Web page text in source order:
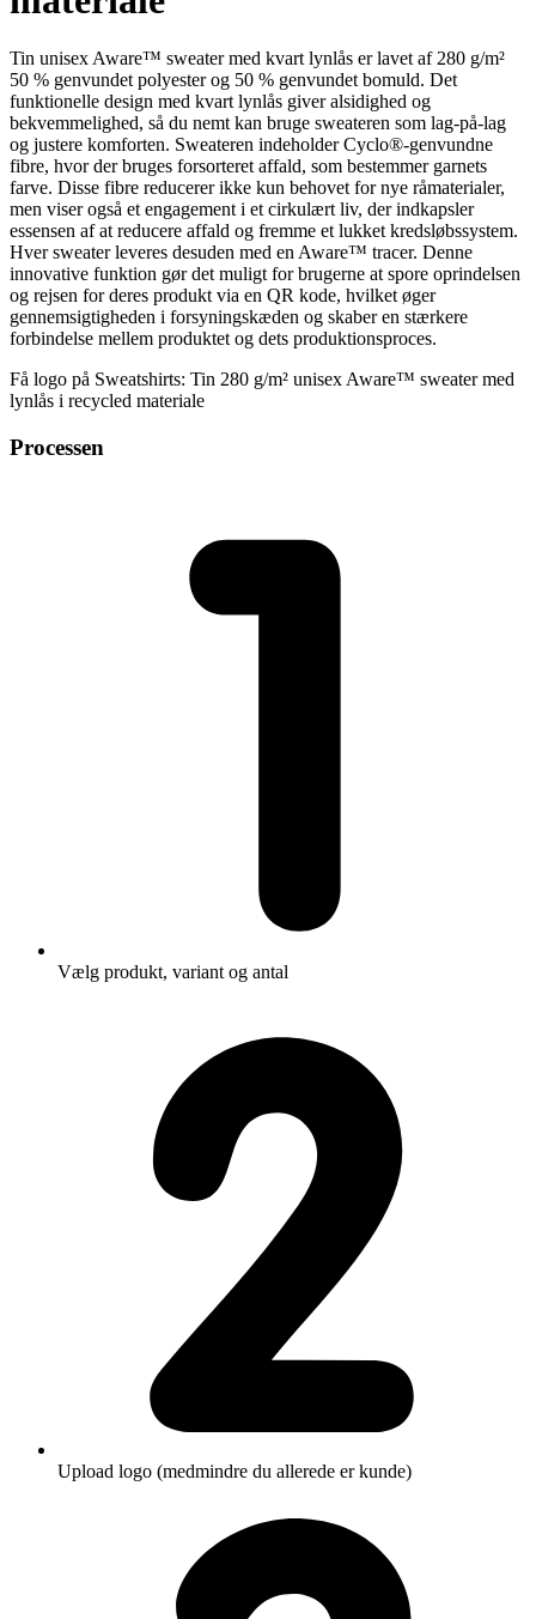
Tin unisex Aware™ sweater med kvart lynlås er lavet af 280 g/m²
50 % genvundet polyester og 50 % genvundet bomuld. Det
funktionelle design med kvart lynlås giver alsidighed og
bekvemmelighed, så du nemt kan bruge sweateren som lag-på-lag
og justere komforten. Sweateren indeholder Cyclo®-genvundne
fibre, hvor der bruges forsorteret affald, som bestemmer garnets
farve. Disse fibre reducerer ikke kun behovet for nye råmaterialer,
men viser også et engagement i et cirkulært liv, der indkapsler
essensen af at reducere affald og fremme et lukket kredsløbssystem.
Hver sweater leveres desuden med en Aware™ tracer. Denne
innovative funktion gør det muligt for brugerne at spore oprindelsen
og rejsen for deres produkt via en QR kode, hvilket øger
gennemsigtigheden i forsyningskæden og skaber en stærkere
forbindelse mellem produktet og dets produktionsproces.
Få logo på Sweatshirts: Tin 280 g/m² unisex Aware™ sweater med
lynlås i recycled materiale
Processen
Vælg produkt, variant og antal
Upload logo (medmindre du allerede er kunde)